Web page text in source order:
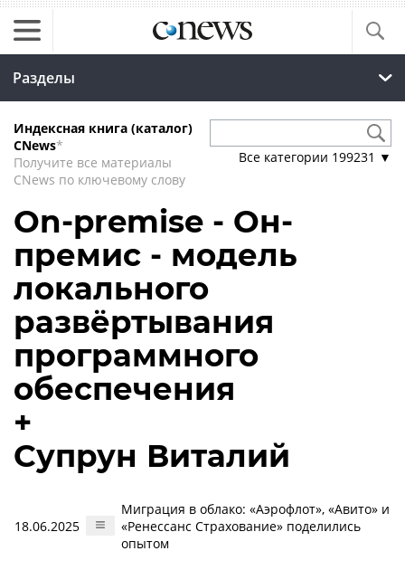
Разделы
Индексная книга (каталог)
CNews*
Получите все материалы
CNews по ключевому слову
Все категории 199231 ▼
On-premise - Он-
премис - модель
локального
развёртывания
программного
обеспечения
+
Супрун Виталий
18.06.2025
Миграция в облако: «Аэрофлот», «Авито» и
«Ренессанс Страхование» поделились
опытом